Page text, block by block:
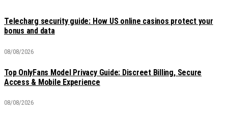
Telecharg security guide: How US online casinos protect your
bonus and data
08/08/2026
Top OnlyFans Model Privacy Guide: Discreet Billing, Secure
Access & Mobile Experience
08/08/2026